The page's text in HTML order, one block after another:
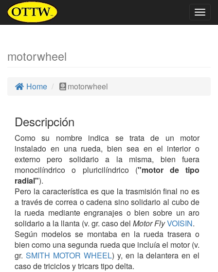
motorwheel
Home motorwheel
Descripción
Como su nombre indica se trata de un motor
instalado en una rueda, bien sea en el interior o
externo pero solidario a la misma, bien fuera
monocilíndrico o pluricilíndrico ("motor de tipo
radial").
Pero la característica es que la trasmisión final no es
a través de correa o cadena sino solidario al cubo de
la rueda mediante engranajes o bien sobre un aro
solidario a la llanta (v. gr. caso del Motor FlyVOISIN.
Según modelos se montaba en la rueda trasera o
bien como una segunda rueda que incluía el motor (v.
gr. SMITH MOTOR WHEEL) y, en la delantera en el
caso de triciclos y tricars tipo delta.